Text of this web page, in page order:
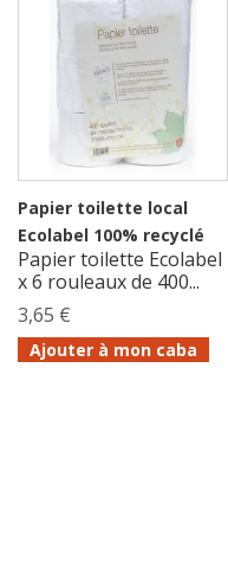
Papier toilette local
Ecolabel 100% recyclé
Papier toilette Ecolabel
x 6 rouleaux de 400...
3,65 €
Ajouter à mon caba